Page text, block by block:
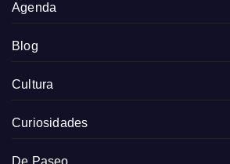
Agenda
Blog
Cultura
Curiosidades
De Paseo